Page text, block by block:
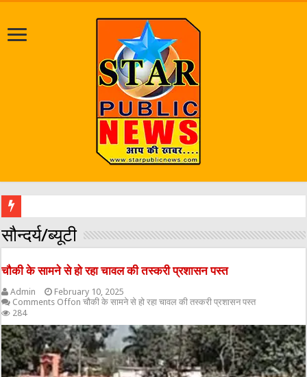
सौन्दर्य/ब्यूटी
चौकी के सामने से हो रहा चावल की तस्करी प्रशासन पस्त
Admin
February 10, 2025
Comments Offon चौकी के सामने से हो रहा चावल की तस्करी प्रशासन पस्त
284